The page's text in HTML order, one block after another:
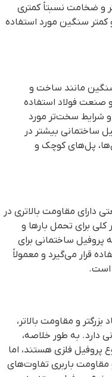
و ضخامت نسبتاً کمتری
کمتر سنگین مورد استفاده
مانند ساخت و
صنعت فولاد استفاده
شرایط سخت‌تر مورد
ساختمانی بیشتر در
پل‌های کوچک و
دارای مقاومت بالاتری در
کلی برای تحمل بارها و
ساختمانی برای
قرار می‌گیرد و معمولاً
است.
و مقاومت بالاتر،
دارد. به طور خلاصه،
پروفیل فلزی هستند، اما
باربری تفاوت‌های